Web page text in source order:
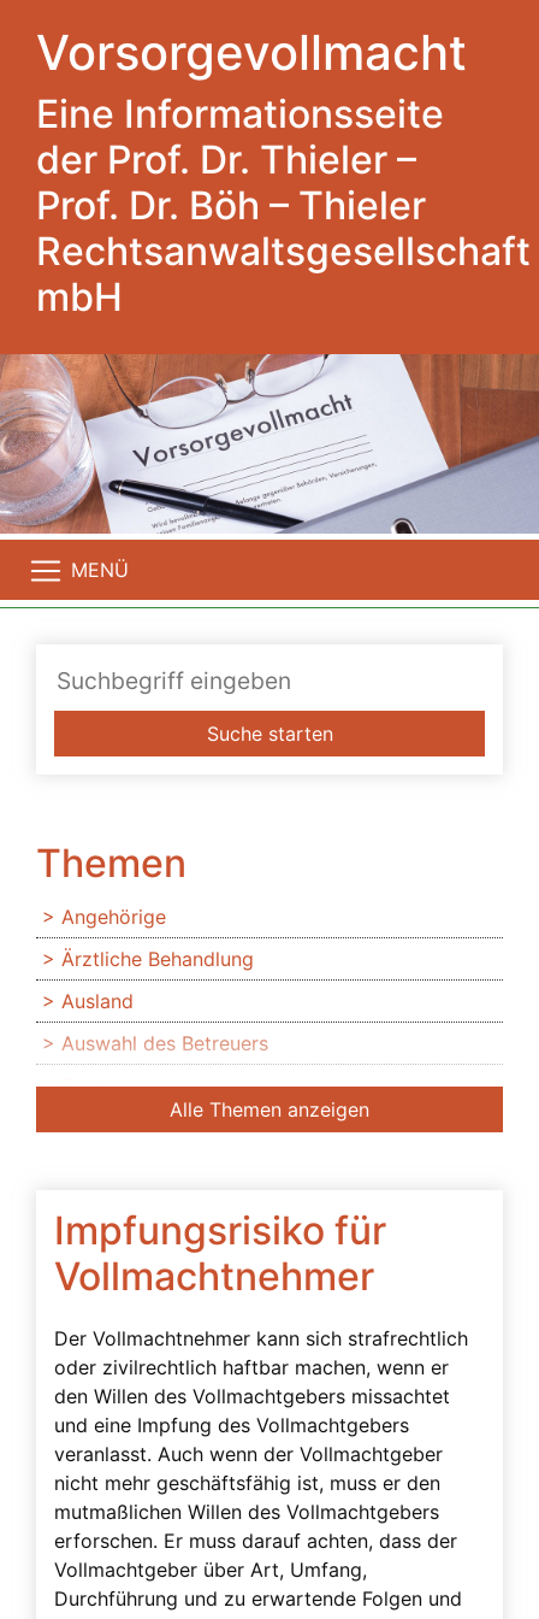
Vorsorgevollmacht
Eine Informationsseite
der Prof. Dr. Thieler –
Prof. Dr. Böh – Thieler
Rechtsanwaltsgesellschaft
mbH
MENÜ
Suche starten
Impfungsrisiko für
Vollmachtnehmer
Der Vollmachtnehmer kann sich strafrechtlich
oder zivilrechtlich haftbar machen, wenn er
den Willen des Vollmachtgebers missachtet
und eine Impfung des Vollmachtgebers
veranlasst. Auch wenn der Vollmachtgeber
nicht mehr geschäftsfähig ist, muss er den
mutmaßlichen Willen des Vollmachtgebers
erforschen. Er muss darauf achten, dass der
Vollmachtgeber über Art, Umfang,
Durchführung und zu erwartende Folgen und
Themen
Angehörige
Ärztliche Behandlung
Ausland
Auswahl des Betreuers
Banken
Bedingte Vollmacht
Beglaubigung
Beratung des Bevollmächtigten durch das
Betreuungsgericht
Beschwerdebefugnis
Besuchsverbot
Beteiligte
Betreuerbestellung
Betreuervergütung
Betreuung
Betreuung in Österreich
Alle Themen anzeigen